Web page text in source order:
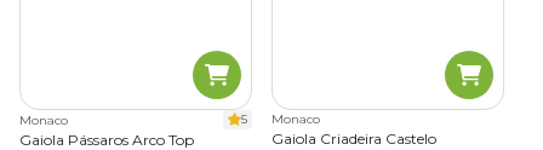
Monaco 5
Gaiola Pássaros Arco Top
Monaco
Gaiola Criadeira Castelo